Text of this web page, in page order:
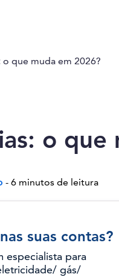
que muda em 2026?
o que
- 6 minutos de leitura
suas contas?
especialista para
gás/